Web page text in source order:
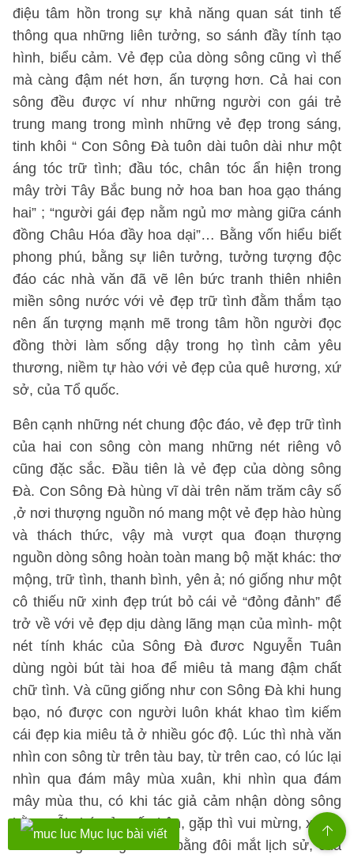
điệu tâm hồn trong sự khả năng quan sát tinh tế
thông qua những liên tưởng, so sánh đầy tính tạo
hình, biểu cảm. Vẻ đẹp của dòng sông cũng vì thế
mà càng đậm nét hơn, ấn tượng hơn. Cả hai con
sông đều được ví như những người con gái trẻ
trung mang trong mình những vẻ đẹp trong sáng,
tinh khôi “ Con Sông Đà tuôn dài tuôn dài như một
áng tóc trữ tình; đầu tóc, chân tóc ẩn hiện trong
mây trời Tây Bắc bung nở hoa ban hoa gạo tháng
hai” ; “người gái đẹp nằm ngủ mơ màng giữa cánh
đồng Châu Hóa đầy hoa dại”… Bằng vốn hiểu biết
phong phú, bằng sự liên tưởng, tưởng tượng độc
đáo các nhà văn đã vẽ lên bức tranh thiên nhiên
miền sông nước với vẻ đẹp trữ tình đằm thắm tạo
nên ấn tượng mạnh mẽ trong tâm hồn người đọc
đồng thời làm sống dậy trong họ tình cảm yêu
thương, niềm tự hào với vẻ đẹp của quê hương, xứ
sở, của Tổ quốc.
Bên cạnh những nét chung độc đáo, vẻ đẹp trữ tình
của hai con sông còn mang những nét riêng vô
cũng đặc sắc. Đầu tiên là vẻ đẹp của dòng sông
Đà. Con Sông Đà hùng vĩ dài trên năm trăm cây số
,ở nơi thượng nguồn nó mang một vẻ đẹp hào hùng
và thách thức, vậy mà vượt qua đoạn thượng
nguồn dòng sông hoàn toàn mang bộ mặt khác: thơ
mộng, trữ tình, thanh bình, yên ả; nó giống như một
cô thiếu nữ xinh đẹp trút bỏ cái vẻ “đỏng đảnh” để
trở về với vẻ đẹp dịu dàng lãng mạn của mình- một
nét tính khác của Sông Đà đươc Nguyễn Tuân
dùng ngòi bút tài hoa để miêu tả mang đậm chất
chữ tình. Và cũng giống như con Sông Đà khi hung
bạo, nó được con người luôn khát khao tìm kiếm
cái đẹp kia miêu tả ở nhiều góc độ. Lúc thì nhà văn
nhìn con sông từ trên tàu bay, từ trên cao, có lúc lại
nhìn qua đám mây mùa xuân, khi nhìn qua đám
mây mùa thu, có khi tác giả cảm nhận dòng sông
bằng nỗi nhớ của cố nhân, gặp thì vui mừng, xa thì
nhớ nhung. Cũng có khi bằng đôi mắt lịch sử, của
Mục lục bài viết